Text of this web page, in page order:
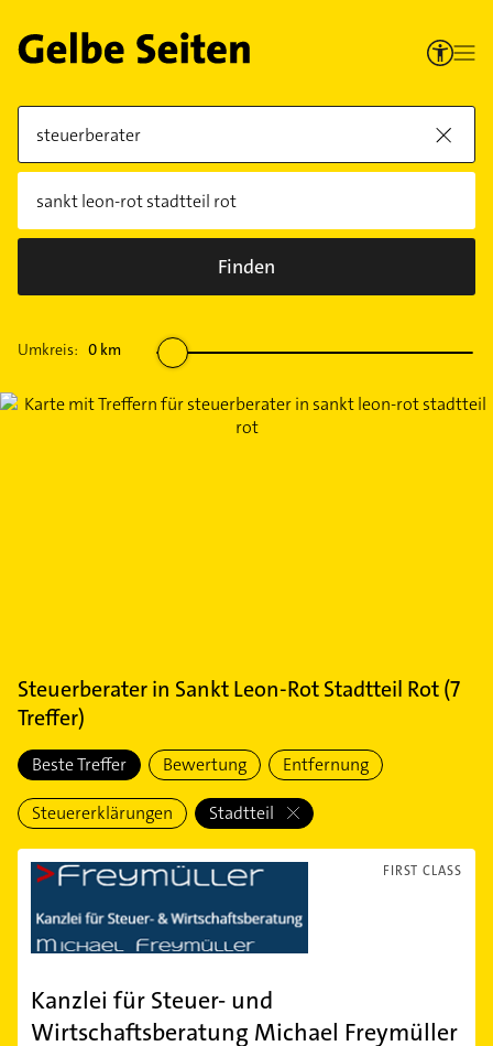
Finden
Umkreis: 0 km
Steuerberaterin Sankt Leon-Rot Stadtteil Rot(7
Treffer)
Beste Treffer Bewertung Entfernung
Steuererklärungen Stadtteil
FIRST CLASS
Kanzlei für Steuer- und
Wirtschaftsberatung Michael Freymüller